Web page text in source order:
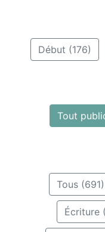
Début (176)
Tout
Tous (691)
Écriture